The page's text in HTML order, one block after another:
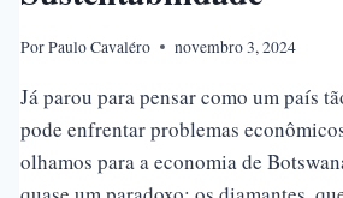
PorPaulo Cavaléro novembro 3, 2024
Já parou para pensar como um país
pode enfrentar problemas
olhamos para a economia de